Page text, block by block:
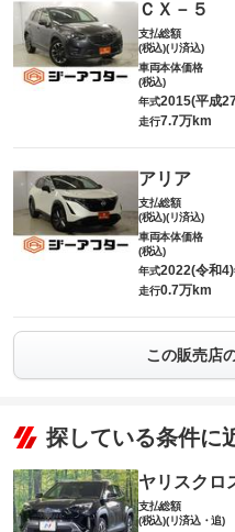
ＣＸ－５
支払総額
(税込)(リ済込)
車両本体価格
(税込)
年式2015(平成
走行7.7万km
アリア
支払総額
(税込)(リ済込)
車両本体価格
(税込)
年式2022(令和
走行0.7万km
この販売店
探している条件に
ヤリスクロ
支払総額
(税込)(リ済込・追)